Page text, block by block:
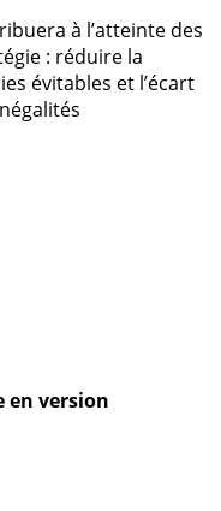
à l’atteinte des
: réduire la
évitables et l’écart
en version